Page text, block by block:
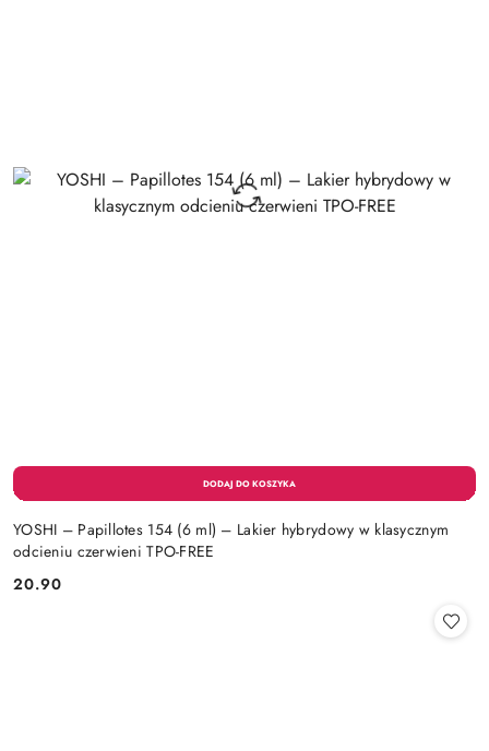
YOSHI – Papillotes 154 (6 ml) – Lakier hybrydowy w klasycznym
odcieniu czerwieni TPO-FREE
Cena:
20.90